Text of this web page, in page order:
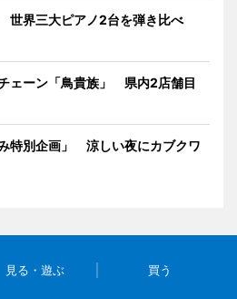
界三大ピアノ2台を弾き比べ
ェーン「鳥貴族」 県内2店舗目
特別企画」 涼しい夜にカブクワ
見る・遊ぶ 買う